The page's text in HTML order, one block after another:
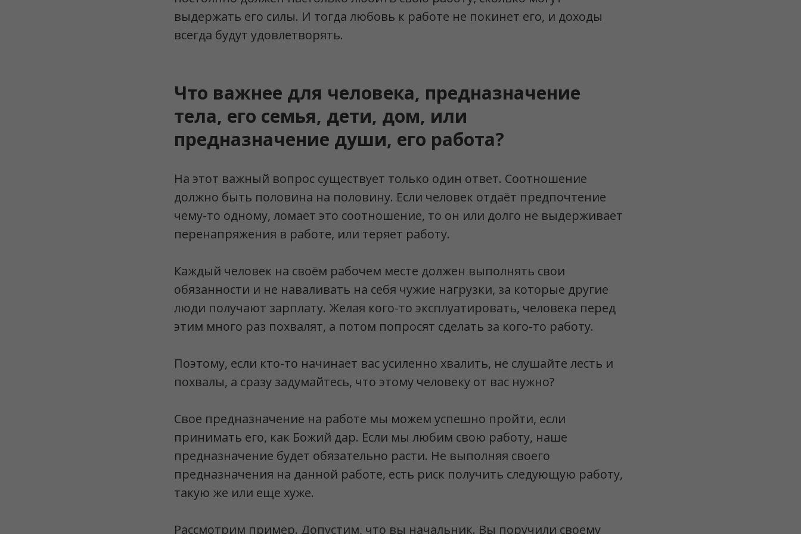
выдержать его силы. И тогда любовь к работе не покинет его, и доходы
всегда будут удовлетворять.
Что важнее для человека, предназначение
тела, его семья, дети, дом, или
предназначение души, его работа?
На этот важный вопрос существует только один ответ. Соотношение
должно быть половина на половину. Если человек отдаёт предпочтение
чему-то одному, ломает это соотношение, то он или долго не выдерживает
перенапряжения в работе, или теряет работу.
Каждый человек на своём рабочем месте должен выполнять свои
обязанности и не наваливать на себя чужие нагрузки, за которые другие
люди получают зарплату. Желая кого-то эксплуатировать, человека перед
этим много раз похвалят, а потом попросят сделать за кого-то работу.
Поэтому, если кто-то начинает вас усиленно хвалить, не слушайте лесть и
похвалы, а сразу задумайтесь, что этому человеку от вас нужно?
Свое предназначение на работе мы можем успешно пройти, если
принимать его, как Божий дар. Если мы любим свою работу, наше
предназначение будет обязательно расти. Не выполняя своего
предназначения на данной работе, есть риск получить следующую работу,
такую же или еще хуже.
Рассмотрим пример. Допустим, что вы начальник. Вы поручили своему